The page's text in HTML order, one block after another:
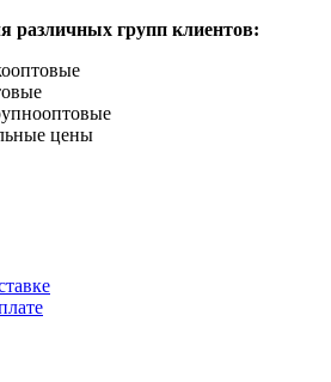
различных групп клиентов:
цены